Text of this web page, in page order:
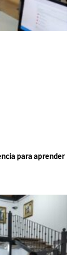
para aprender